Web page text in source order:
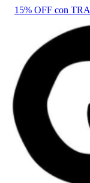
15% OFF con